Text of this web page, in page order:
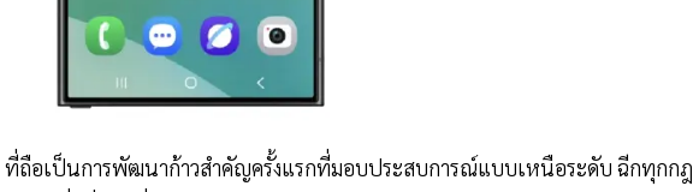
ที่ถือเป็นการพัฒนาก้าวสำคัญครั้งแรกที่มอบประสบการณ์แบบเหนือระดับ ฉีกทุกกฎ